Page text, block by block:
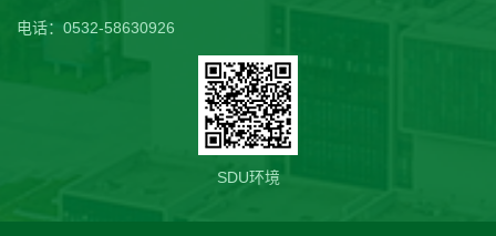
电话：0532-58630926
SDU环境